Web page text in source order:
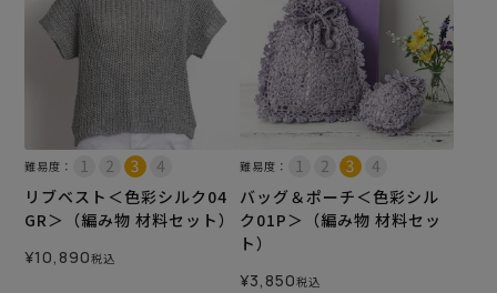
難易度：
リブベスト＜色彩シルク04
GR＞（編み物 材料セット）
¥10,890税込
難易度：
バッグ＆ポーチ＜色彩シル
ク01P＞（編み物 材料セッ
ト）
¥3,850税込